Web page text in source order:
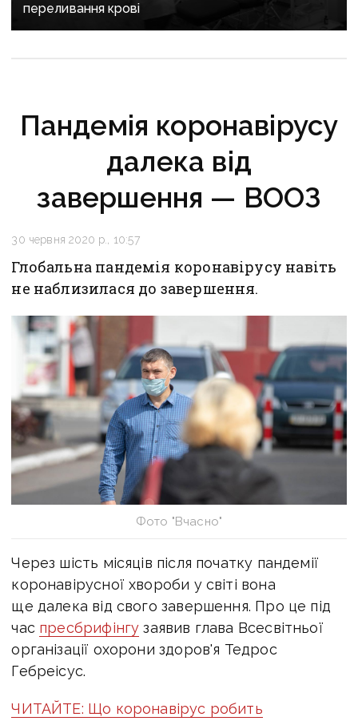
переливання крові
Пандемія коронавірусу
далека від
завершення — ВООЗ
30 червня 2020 р., 10:57
Глобальна пандемія коронавірусу навіть
не наблизилася до завершення.
Фото "Вчасно"
Через шість місяців після початку пандемії
коронавірусної хвороби у світі вона
ще далека від свого завершення. Про це під
час пресбрифінгу заявив глава Всесвітньої
організації охорони здоров'я Тедрос
Гебреісус.
ЧИТАЙТЕ: Що коронавірус робить